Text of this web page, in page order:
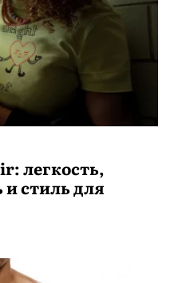
легкость,
стиль для